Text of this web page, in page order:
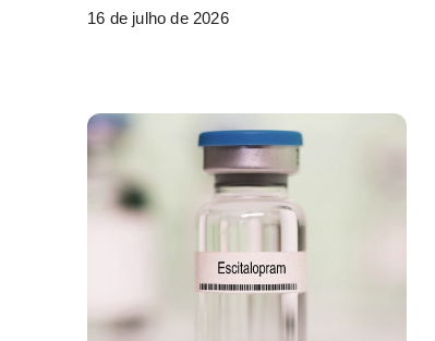
16 de julho de 2026